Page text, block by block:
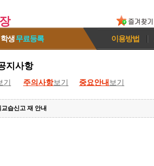
학생무료등록 이용방법
지사항
기 주의사항보기 중요안내 보기
습신고 재 안내